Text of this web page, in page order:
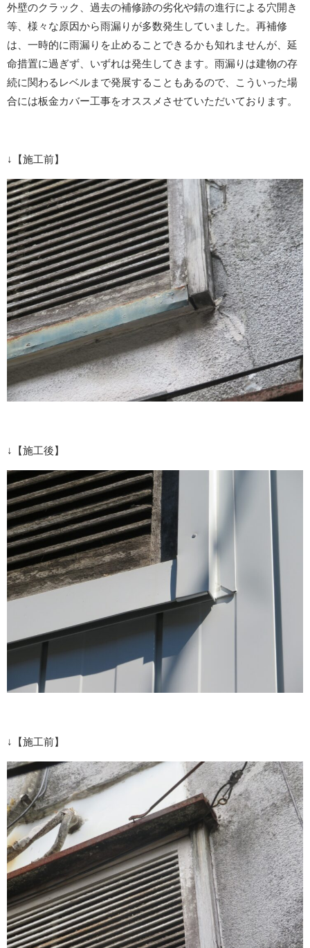
外壁のクラック、過去の補修跡の劣化や錆の進行による穴開き
等、様々な原因から雨漏りが多数発生していました。再補修
は、一時的に雨漏りを止めることできるかも知れませんが、延
命措置に過ぎず、いずれは発生してきます。雨漏りは建物の存
続に関わるレベルまで発展することもあるので、こういった場
合には板金カバー工事をオススメさせていただいております。
↓【施工前】
↓【施工後】
↓【施工前】